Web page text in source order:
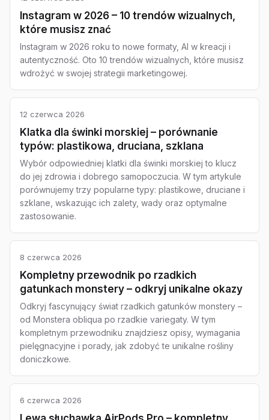
Instagram w 2026 – 10 trendów wizualnych,
które musisz znać
Instagram w 2026 roku to nowe formaty, AI w kreacji i
autentyczność. Oto 10 trendów wizualnych, które musisz
wdrożyć w swojej strategii marketingowej.
12 czerwca 2026
Klatka dla świnki morskiej – porównanie
typów: plastikowa, druciana, szklana
Wybór odpowiedniej klatki dla świnki morskiej to klucz
do jej zdrowia i dobrego samopoczucia. W tym artykule
porównujemy trzy popularne typy: plastikowe, druciane i
szklane, wskazując ich zalety, wady oraz optymalne
zastosowanie.
8 czerwca 2026
Kompletny przewodnik po rzadkich
gatunkach monstery – odkryj unikalne okazy
Odkryj fascynujący świat rzadkich gatunków monstery –
od Monstera obliqua po rzadkie variegaty. W tym
kompletnym przewodniku znajdziesz opisy, wymagania
pielęgnacyjne i porady, jak zdobyć te unikalne rośliny
doniczkowe.
6 czerwca 2026